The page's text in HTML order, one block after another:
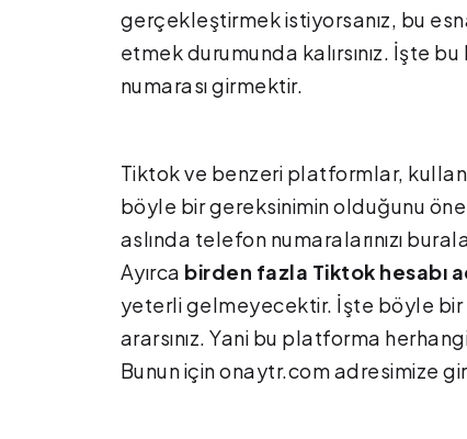
gerçekleştirmek istiyorsanız, bu
etmek durumunda kalırsınız. İşte
numarası girmektir.
Tiktok ve benzeri platformlar,
böyle bir gereksinimin olduğunu
aslında telefon numaralarınızı
Ayırca birden fazla Tiktok hesabı
yeterli gelmeyecektir. İşte böyle bir
ararsınız. Yani bu platforma
Bunun için onaytr.com adresimize